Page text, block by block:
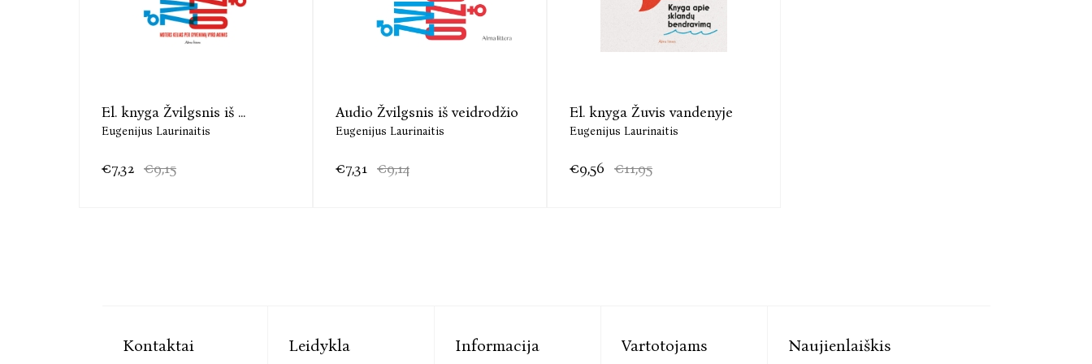
Knygoje paliečiamos ir gyvenimo saulėlydžio bei mirties temos. Šiame gyvenimo etape
etapą išgyventi kuo gražiau, lengviau ir prasmingiau.
El. knyga Žvilgsnis iš ...
Eugenijus Laurinaitis
€7,32 €9,15
Audio Žvilgsnis iš veidrodžio
Eugenijus Laurinaitis
€7,31 €9,14
El. knyga Žuvis vandenyje
Eugenijus Laurinaitis
€9,56 €11,95
Kontaktai Leidykla Informacija Vartotojams Naujienlaiškis